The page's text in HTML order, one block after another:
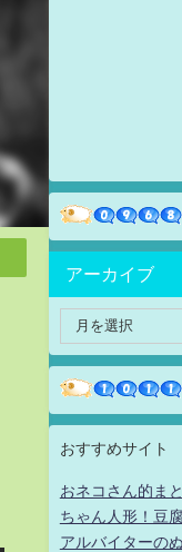
アーカイブ
おすすめサイト
おネコさん的ま
ちゃん人形！豆
アルバイターの